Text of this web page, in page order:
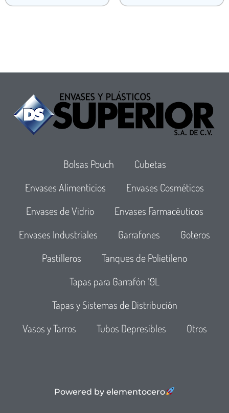
Bolsas Pouch
Cubetas
Envases Alimenticios
Envases Cosméticos
Envases de Vidrio
Envases Farmacéuticos
Envases Industriales
Garrafones
Goteros
Pastilleros
Tanques de Polietileno
Tapas para Garrafón 19L
Tapas y Sistemas de Distribución
Vasos y Tarros
Tubos Depresibles Otros
Powered by elementocero